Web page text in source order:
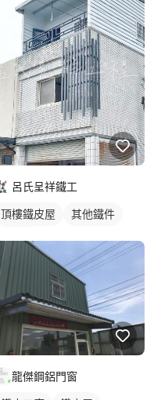
呂氏呈祥鐵工
頂樓鐵皮屋
其他鐵件
龍傑鋼鋁門窗